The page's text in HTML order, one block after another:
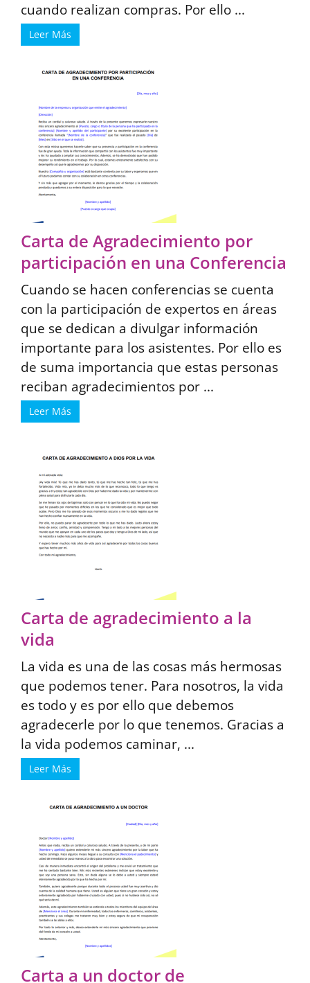
cuando realizan compras. Por ello ...
Leer Más
Carta de Agradecimiento por
participación en una Conferencia
Cuando se hacen conferencias se cuenta
con la participación de expertos en áreas
que se dedican a divulgar información
importante para los asistentes. Por ello es
de suma importancia que estas personas
reciban agradecimientos por ...
Leer Más
Carta de agradecimiento a la
vida
La vida es una de las cosas más hermosas
que podemos tener. Para nosotros, la vida
es todo y es por ello que debemos
agradecerle por lo que tenemos. Gracias a
la vida podemos caminar, ...
Leer Más
Carta a un doctor de